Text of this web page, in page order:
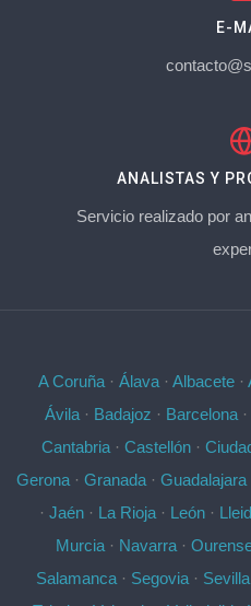
E-
ANALISTAS Y
Servicio realizado por
A Coruña· Álava· Albacete·
Ávila · Badajoz · Barcelona ·
Cantabria · Castellón ·
Gerona · Granada · Guadalajara
· Jaén · La Rioja · León ·
Murcia· Navarra·
Salamanca · Segovia · Sevilla